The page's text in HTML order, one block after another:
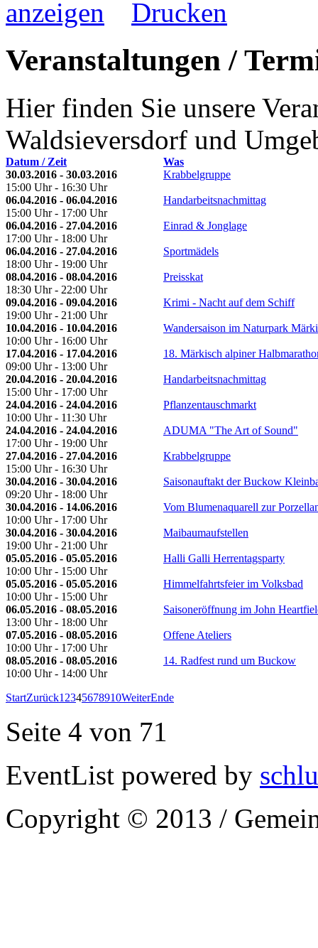
Veranstaltungen /
Hier finden Sie unsere
Waldsieversdorf und
Datum / Zeit
Was
30.03.2016 - 30.03.2016
15:00 Uhr - 16:30 Uhr
Krabbelgruppe
06.04.2016 - 06.04.2016
15:00 Uhr - 17:00 Uhr
Handarbeitsnachmittag
06.04.2016 - 27.04.2016
17:00 Uhr - 18:00 Uhr
Einrad & Jonglage
06.04.2016 - 27.04.2016
18:00 Uhr - 19:00 Uhr
Sportmädels
08.04.2016 - 08.04.2016
18:30 Uhr - 22:00 Uhr
Preisskat
09.04.2016 - 09.04.2016
19:00 Uhr - 21:00 Uhr
Krimi - Nacht auf dem Schiff
10.04.2016 - 10.04.2016
10:00 Uhr - 16:00 Uhr
Wandersaison im Naturpark
17.04.2016 - 17.04.2016
09:00 Uhr - 13:00 Uhr
18. Märkisch alpiner
20.04.2016 - 20.04.2016
15:00 Uhr - 17:00 Uhr
Handarbeitsnachmittag
24.04.2016 - 24.04.2016
10:00 Uhr - 11:30 Uhr
Pflanzentauschmarkt
24.04.2016 - 24.04.2016
17:00 Uhr - 19:00 Uhr
ADUMA "The Art of Sound"
27.04.2016 - 27.04.2016
15:00 Uhr - 16:30 Uhr
Krabbelgruppe
30.04.2016 - 30.04.2016
09:20 Uhr - 18:00 Uhr
Saisonauftakt der Buckow
30.04.2016 - 14.06.2016
10:00 Uhr - 17:00 Uhr
Vom Blumenaquarell zur
30.04.2016 - 30.04.2016
19:00 Uhr - 21:00 Uhr
Maibaumaufstellen
05.05.2016 - 05.05.2016
10:00 Uhr - 15:00 Uhr
Halli Galli Herrentagsparty
05.05.2016 - 05.05.2016
10:00 Uhr - 15:00 Uhr
Himmelfahrtsfeier im Volksbad
06.05.2016 - 08.05.2016
13:00 Uhr - 18:00 Uhr
Saisoneröffnung im John
07.05.2016 - 08.05.2016
10:00 Uhr - 17:00 Uhr
Offene Ateliers
08.05.2016 - 08.05.2016
10:00 Uhr - 14:00 Uhr
14. Radfest rund um Buckow
StartZurück1 2345678910WeiterEnde
Seite 4 von 71
EventList powered by
Copyright © 2013 /